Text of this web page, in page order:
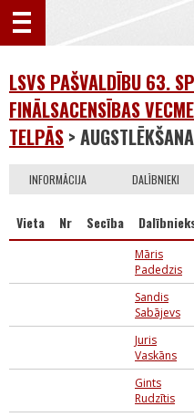
LSVS PAŠVALDĪBU 63.
FINĀLSACENSĪBAS
TELPĀS > AUGSTLĒKŠANA
INFORMĀCIJA DALĪBNIEKI
Vieta Nr Secība
Māris
Padedzis
Sandis
Sabājevs
Juris
Vaskāns
Gints
Rudzītis